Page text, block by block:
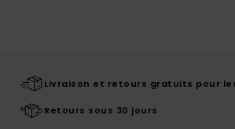
Livraison et retours gratuits pour
Retours sous 30 jours